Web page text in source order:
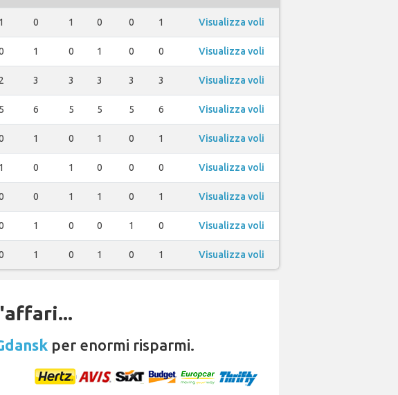
1 0 1 0 0 1 Visualizza voli
1 0 1 0 0 Visualizza voli
2 3 3 3 3 3 Visualizza voli
5 6 5 5 5 6 Visualizza voli
1 0 1 0 1 Visualizza voli
1 0 1 0 0 0 Visualizza voli
0 1 1 0 1 Visualizza voli
1 0 0 1 0 Visualizza voli
1 0 1 0 1 Visualizza voli
per enormi risparmi.